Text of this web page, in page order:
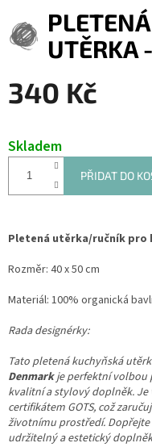
UTĚRKA
340 Kč
Skladem
PŘIDAT DO
Pletená utěrka/ručník pro
Rozměr: 40 x 50 cm
Materiál: 100% organická
Rada designérky:
Tato pletená kuchyňská
Denmark je perfektní volbou
kvalitní a stylový doplněk. Je
certifikátem GOTS, což
životnímu prostředí.
udržitelný a estetický